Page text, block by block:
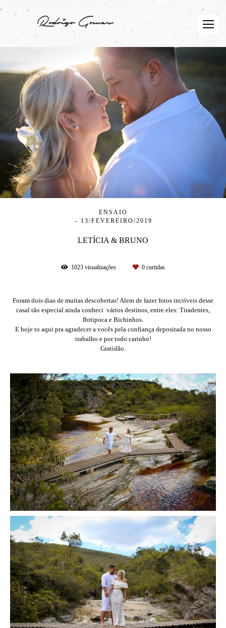
ENSAIO
13/FEVEREIRO/2019
LETÍCIA & BRUNO
1023 visualizações 0 curtidas
Foram dois dias de muitas descobertas! Alem de fazer fotos incríveis desse
casal tão especial ainda conheci vários destinos, entre eles: Tiradentes,
Ibitipoca e Bichinhos.
E hoje to aqui pra agradecer a vocês pela confiança depositada no nosso
trabalho e por todo carinho!
Gratidão.